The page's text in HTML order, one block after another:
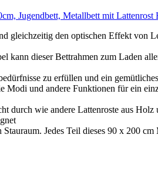
Jugendbett, Metallbett mit Lattenrost
gleichzeitig den optischen Effekt von
kann dieser Bettrahmen zum Laden
zu erfüllen und ein
Modi und andere Funktionen für ein
durch wie andere Lattenroste aus Holz
Jedes Teil dieses 90 x 200